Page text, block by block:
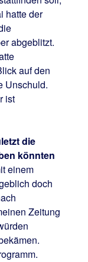
hatte der
abgeblitzt.
auf den
Unschuld.
ist
die
könnten
einem
doch
Zeitung